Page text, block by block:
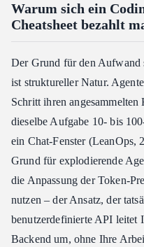
Warum sich ein
Cheatsheet bezahlt
Der Grund für den Aufwand
ist struktureller Natur.
Schritt ihren
dieselbe Aufgabe 10- bis
ein Chat-Fenster (LeanOps,
Grund für explodierende
die Anpassung der Token-
nutzen – der Ansatz, der
benutzerdefinierte API leitet
Backend um, ohne Ihre